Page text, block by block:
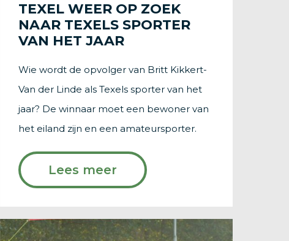
TEXEL WEER OP ZOEK
NAAR TEXELS SPORTER
VAN HET JAAR
Wie wordt de opvolger van Britt Kikkert-
Van der Linde als Texels sporter van het
jaar? De winnaar moet een bewoner van
het eiland zijn en een amateursporter.
Lees meer